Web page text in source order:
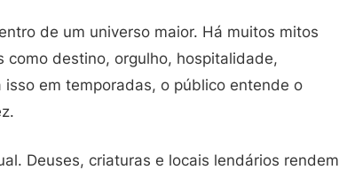
de um universo maior. Há muitos mitos
destino, orgulho, hospitalidade,
em temporadas, o público entende o
Deuses, criaturas e locais lendários rendem